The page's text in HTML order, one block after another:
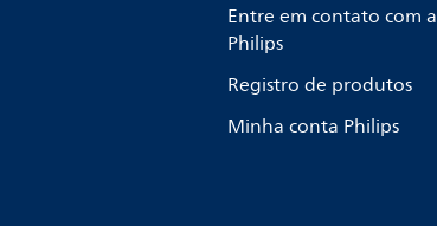
Entre em contato com a
Philips
Registro de produtos
Minha conta Philips